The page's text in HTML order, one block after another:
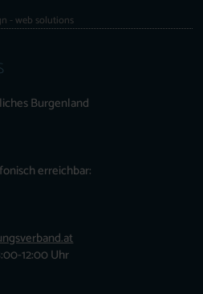
- web solutions
Burgenland
erreichbar:
12:00 Uhr